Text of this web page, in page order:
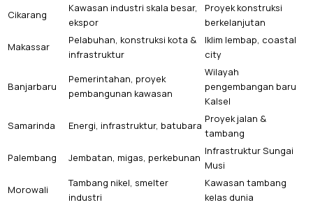
Cikarang
Kawasan industri skala besar,
ekspor
Proyek konstruksi
berkelanjutan
Makassar
Pelabuhan, konstruksi kota &
infrastruktur
Iklim lembap, coastal
city
Banjarbaru
Pemerintahan, proyek
pembangunan kawasan
Wilayah
pengembangan baru
Kalsel
Samarinda
Energi, infrastruktur, batubara
Proyek jalan &
tambang
Palembang
Jembatan, migas, perkebunan
Infrastruktur Sungai
Musi
Morowali
Tambang nikel, smelter
industri
Kawasan tambang
kelas dunia